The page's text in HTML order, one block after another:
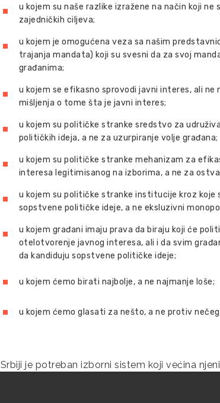
u kojem su naše razlike izražene na način koji
zajedničkih cilјeva;
u kojem je omogućena veza sa našim
trajanja mandata) koji su svesni da za svoj
građanima;
u kojem se efikasno sprovodi javni interes, ali
mišlјenja o tome šta je javni interes;
u kojem su političke stranke sredstvo za
političkih ideja, a ne za uzurpiranje volјe građana;
u kojem su političke stranke mehanizam za
interesa legitimisanog na izborima, a ne za
u kojem su političke stranke institucije kroz koje
sopstvene političke ideje, a ne eksluzivni
u kojem građani imaju prava da biraju koji će
otelotvorenje javnog interesa, ali i da svim
da kandiduju sopstvene političke ideje;
u kojem ćemo birati najbolјe, a ne najmanje loše;
u kojem ćemo glasati za nešto, a ne protiv
Srbiji je potreban izborni sistem koji većina